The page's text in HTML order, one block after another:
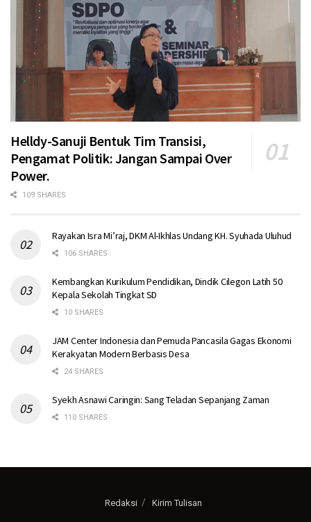
Helldy-Sanuji Bentuk Tim Transisi,
Pengamat Politik: Jangan Sampai Over
Power.
109 SHARES
Rayakan Isra Mi’raj, DKM Al-Ikhlas Undang KH. Syuhada Uluhud
106 SHARES
Kembangkan Kurikulum Pendidikan, Dindik Cilegon Latih 50
Kepala Sekolah Tingkat SD
10 SHARES
JAM Center Indonesia dan Pemuda Pancasila Gagas Ekonomi
Kerakyatan Modern Berbasis Desa
24 SHARES
Syekh Asnawi Caringin: Sang Teladan Sepanjang Zaman
110 SHARES
Redaksi Kirim Tulisan